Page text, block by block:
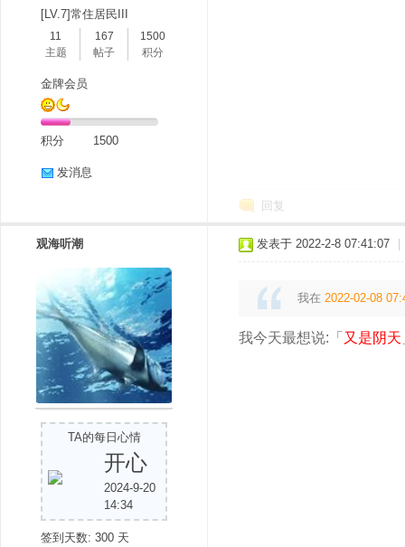
[LV.7]常住居民III
11
主题
167
帖子
1500
积分
金牌会员
积分 1500
发消息
回复
观海听潮
TA的每日心情
开心
2024-9-20
14:34
签到天数: 300 天
发表于 2022-2-8 07:41:07
我在 2022-02-08
我今天最想说:「 又是阴天